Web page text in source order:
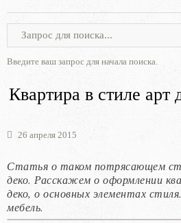
Введите ваш запрос для начала поиска.
Квартира в стиле арт
26 апреля 2015
Статья о таком потрясающем
деко. Расскажем о оформлении
деко, о основных элементах
мебель.